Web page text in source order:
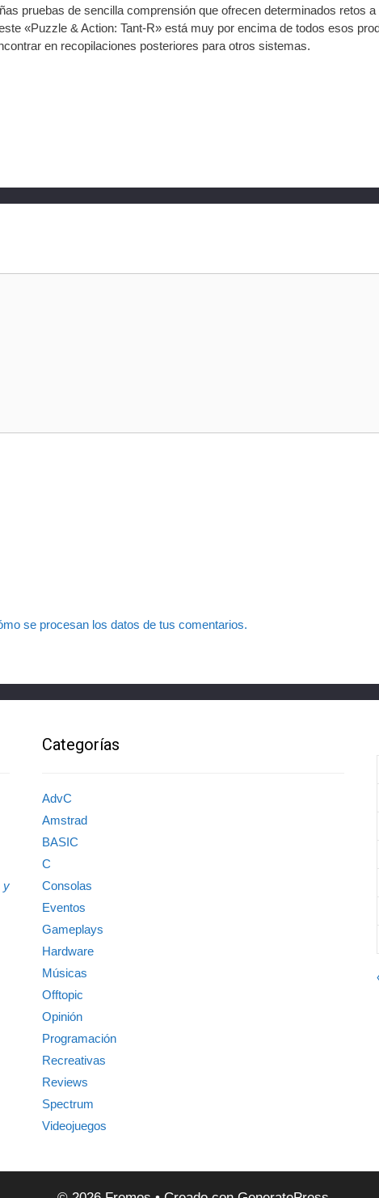
pruebas de sencilla comprensión que ofrecen determinados retos
«Puzzle & Action: Tant-R» está muy por encima de todos esos
en recopilaciones posteriores para otros sistemas.
se procesan los datos de tus comentarios.
y
Categorías
AdvC
Amstrad
BASIC
C
Consolas
Eventos
Gameplays
Hardware
Músicas
Offtopic
Opinión
Programación
Recreativas
Reviews
Spectrum
Videojuegos